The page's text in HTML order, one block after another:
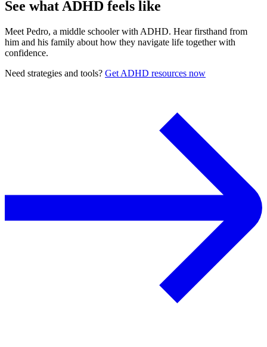
See what ADHD feels like
Meet Pedro, a middle schooler with ADHD. Hear firsthand from
him and his family about how they navigate life together with
confidence.
Need strategies and tools? Get ADHD resources now